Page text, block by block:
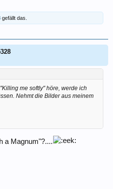
gefällt das.
me softly" höre, werde ich
Nehmt die Bilder aus meinem
a Magnum"?....